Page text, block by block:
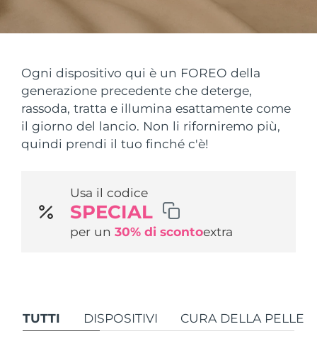
Ogni dispositivo qui è un FOREO della
generazione precedente che deterge,
rassoda, tratta e illumina esattamente come
il giorno del lancio. Non li riforniremo più,
quindi prendi il tuo finché c'è!
Usa il codice
SPECIAL
per un30% di scontoextra
TUTTI DISPOSITIVI CURA DELLA PELLE
I miei abbonamenti
FAQ™ Dual LED Panel
POPOLARE
Offerte speciali Bestseller
Paese di spedizione
Stati Uniti Consegna stimata
Regno Unito Consegna stimata8/8/26
Spagna Consegna stimata
Francia Consegna stimata